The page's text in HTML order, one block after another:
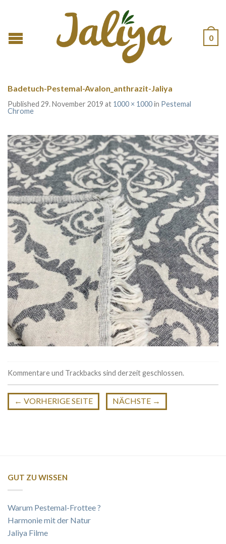
0
Badetuch-Pestemal-Avalon_anthrazit-Jaliya
Published 29. November 2019 at 1000 × 1000in Pestemal
Chrome
Kommentare und Trackbacks sind derzeit geschlossen.
← VORHERIGE SEITE NÄCHSTE →
GUT ZU WISSEN
Warum Pestemal-Frottee ?
Harmonie mit der Natur
Jaliya Filme